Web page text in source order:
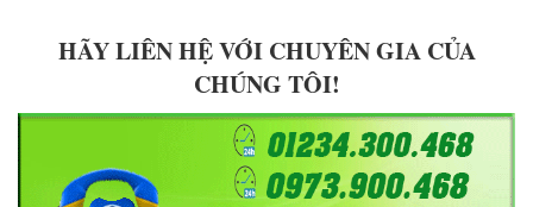
HÃY LIÊN HỆ VỚI CHUYÊN GIA CỦA
CHÚNG TÔI!